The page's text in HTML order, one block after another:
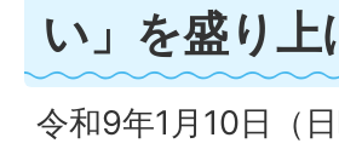
い」を盛り
令和9年1月10日（